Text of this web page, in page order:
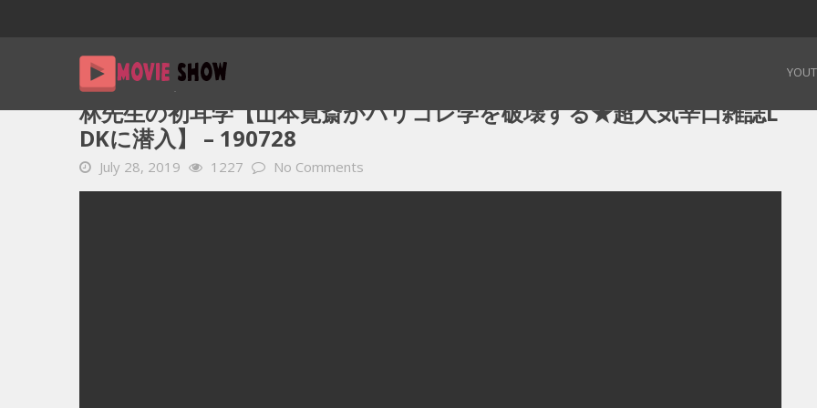
Home
林先生の初耳学【山本寛斎がパリコレ学を破壊する★超人気辛口雑誌L
DKに潜入】 – 190728
July 28, 2019 1227 No Comments